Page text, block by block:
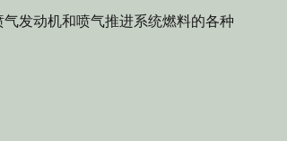
发动机和喷气推进系统燃料的各种